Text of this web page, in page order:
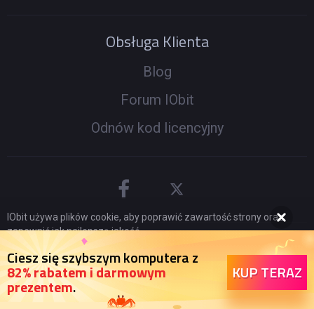
Ciesz się szybszym komputera z
82% rabatem i darmowym
prezentem.
KUP TERAZ
Obsługa Klienta
Blog
Forum IObit
Odnów kod licencyjny
© 2005 -2026 IObit. Wszelkie prawa zastrzeżone |
Polityka zwrotów
| EULA | Nota prawna | Polityka
IObit używa plików cookie, aby poprawić zawartość strony oraz
zapewnić jak najlepszą jakość.
Kontynuuj przeglądanie naszej strony zgadzając się na naszą
politykę prywatności.
Zgadzam się